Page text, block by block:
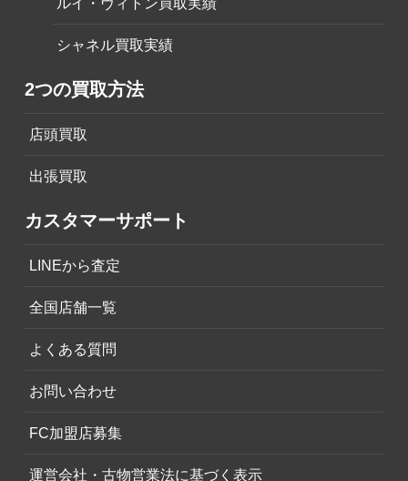
ルイ・ヴィトン買取実績
シャネル買取実績
2つの買取方法
店頭買取
出張買取
カスタマーサポート
LINEから査定
全国店舗一覧
よくある質問
お問い合わせ
FC加盟店募集
運営会社・古物営業法に基づく表示